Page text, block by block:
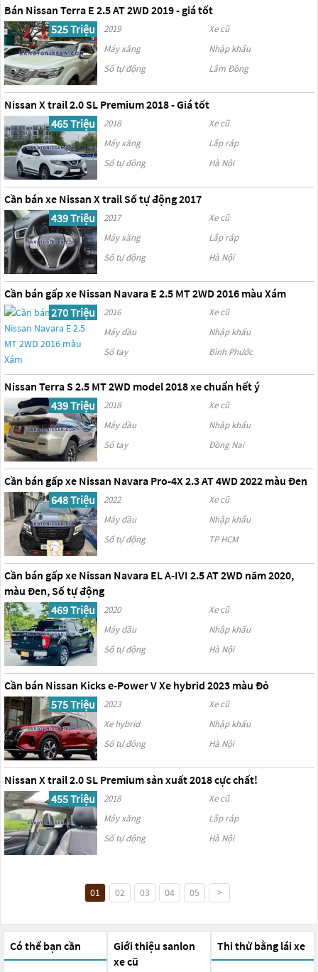
Bán Nissan Terra E 2.5 AT 2WD 2019 - giá tốt
525 Triệu
2019
Xe cũ
Máy xăng
Nhập khẩu
Số tự động
Lâm Đồng
Nissan X trail 2.0 SL Premium 2018 - Giá tốt
465 Triệu
2018
Xe cũ
Máy xăng
Lắp ráp
Số tự động
Hà Nội
Cần bán xe Nissan X trail Số tự động 2017
439 Triệu
2017
Xe cũ
Máy xăng
Lắp ráp
Số tự động
Hà Nội
Cần bán gấp xe Nissan Navara E 2.5 MT 2WD 2016 màu Xám
270 Triệu
2016
Xe cũ
Máy dầu
Nhập khẩu
Số tay
Bình Phước
Nissan Terra S 2.5 MT 2WD model 2018 xe chuẩn hết ý
439 Triệu
2018
Xe cũ
Máy dầu
Nhập khẩu
Số tay
Đồng Nai
Cần bán gấp xe Nissan Navara Pro-4X 2.3 AT 4WD 2022 màu Đen
648 Triệu
2022
Xe cũ
Máy dầu
Nhập khẩu
Số tự động
TP HCM
Cần bán gấp xe Nissan Navara EL A-IVI 2.5 AT 2WD năm 2020,
màu Đen, Số tự động
469 Triệu
2020
Xe cũ
Máy dầu
Nhập khẩu
Số tự động
Hà Nội
Cần bán Nissan Kicks e-Power V Xe hybrid 2023 màu Đỏ
575 Triệu
2023
Xe cũ
Xe hybrid
Nhập khẩu
Số tự động
Hà Nội
Nissan X trail 2.0 SL Premium sản xuất 2018 cực chất!
455 Triệu
2018
Xe cũ
Máy xăng
Lắp ráp
Số tự động
Hà Nội
01 02 03 04 05 >
Có thể bạn cần
Giới thiệu sanlon
xe cũ
Thi thử bằng lái xe